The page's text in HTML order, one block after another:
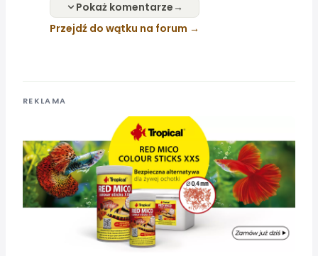
Pokaż komentarze
Przejdź do wątku na forum
REKLAMA